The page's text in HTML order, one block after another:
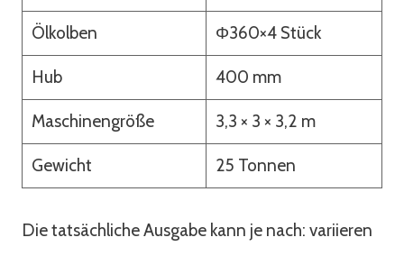
Ölkolben Φ360×4 Stück
Hub 400 mm
Maschinengröße 3,3 × 3 × 3,2 m
Gewicht 25 Tonnen
Die tatsächliche Ausgabe kann je nach: variieren